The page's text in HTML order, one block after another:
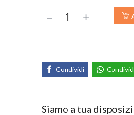
– +
Condividi
Siamo a tua